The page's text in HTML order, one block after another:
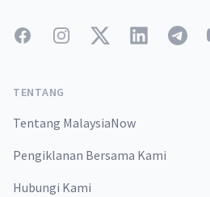
FacebookInstagramTwitterLinkedIn
TENTANG
Tentang MalaysiaNow
Pengiklanan Bersama Kami
Hubungi Kami